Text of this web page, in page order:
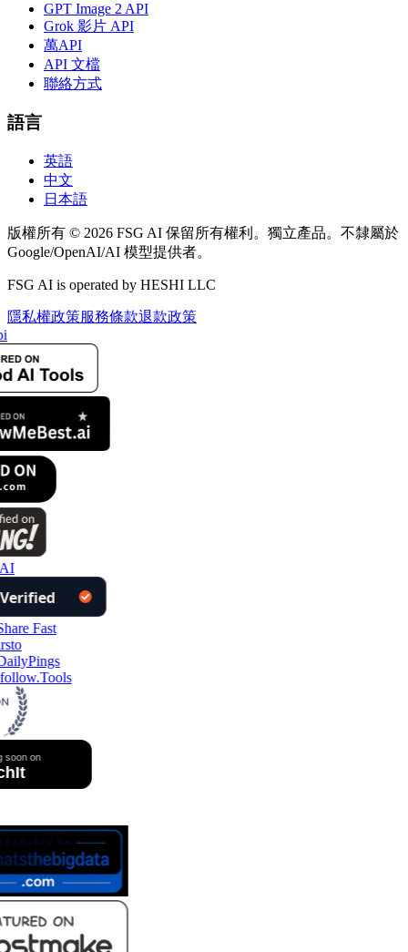
GPT Image 2 API
Grok 影片 API
萬API
API 文檔
聯絡方式
語言
英語
中文
日本語
版權所有 © 2026 FSG AI 保留所有權利。獨立產品。不隸屬於
Google/OpenAI/AI 模型提供者。
FSG AI is operated by HESHI LLC
隱私權政策服務條款退款政策